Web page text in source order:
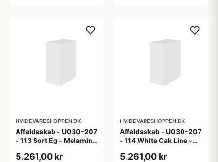
HVIDEVARESHOPPEN.DK
Affaldsskab - U030-207
- 113 Sort Eg - Melamin,
5.261,00 kr
HVIDEVARESHOPPEN.DK
Affaldsskab - U030-207
- 114 White Oak Line -
5.261,00 kr